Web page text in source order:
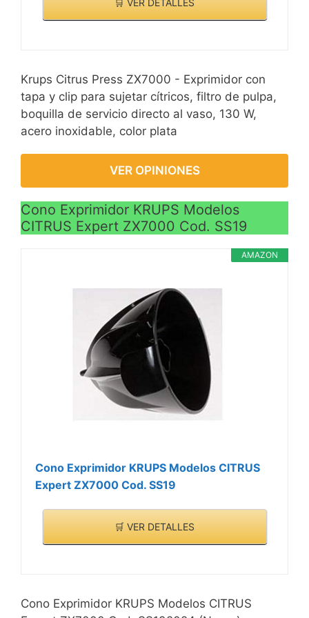
🛒 VER DETALLES
Krups Citrus Press ZX7000 - Exprimidor con
tapa y clip para sujetar cítricos, filtro de pulpa,
boquilla de servicio directo al vaso, 130 W,
acero inoxidable, color plata
VER OPINIONES
Cono Exprimidor KRUPS Modelos
CITRUS Expert ZX7000 Cod. SS19
AMAZON
Cono Exprimidor KRUPS Modelos CITRUS
Expert ZX7000 Cod. SS19
🛒 VER DETALLES
Cono Exprimidor KRUPS Modelos CITRUS